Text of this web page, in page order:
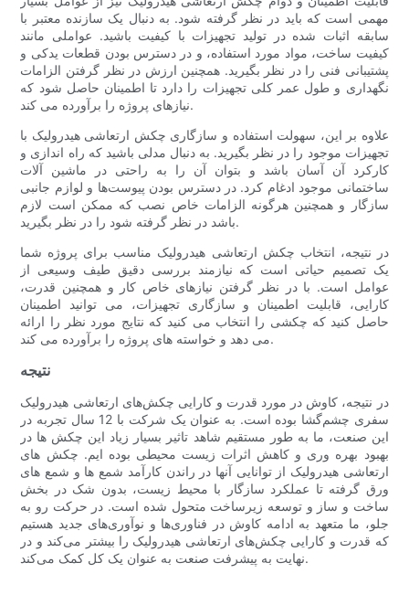
مهمی است که باید در نظر گرفته شود. به دنبال یک سازنده معتبر با
سابقه اثبات شده در تولید تجهیزات با کیفیت باشید. عواملی مانند
کیفیت ساخت، مواد مورد استفاده، و در دسترس بودن قطعات یدکی و
پشتیبانی فنی را در نظر بگیرید. همچنین ارزش در نظر گرفتن الزامات
نگهداری و طول عمر کلی تجهیزات را دارد تا اطمینان حاصل شود که
نیازهای پروژه را برآورده می کند.
علاوه بر این، سهولت استفاده و سازگاری چکش ارتعاشی هیدرولیک با
تجهیزات موجود را در نظر بگیرید. به دنبال مدلی باشید که راه اندازی و
کارکرد آن آسان باشد و بتوان آن را به راحتی در ماشین آلات
ساختمانی موجود ادغام کرد. در دسترس بودن پیوست‌ها و لوازم جانبی
سازگار و همچنین هرگونه الزامات خاص نصب که ممکن است لازم
باشد در نظر گرفته شود را در نظر بگیرید.
در نتیجه، انتخاب چکش ارتعاشی هیدرولیک مناسب برای پروژه شما
یک تصمیم حیاتی است که نیازمند بررسی دقیق طیف وسیعی از
عوامل است. با در نظر گرفتن نیازهای خاص کار و همچنین قدرت،
کارایی، قابلیت اطمینان و سازگاری تجهیزات، می توانید اطمینان
حاصل کنید که چکشی را انتخاب می کنید که نتایج مورد نظر را ارائه
می دهد و خواسته های پروژه را برآورده می کند.
نتيجه
در نتیجه، کاوش در مورد قدرت و کارایی چکش‌های ارتعاشی هیدرولیک
سفری چشم‌گشا بوده است. به عنوان یک شرکت با 12 سال تجربه در
این صنعت، ما به طور مستقیم شاهد تاثیر بسیار زیاد این چکش ها در
بهبود بهره وری و کاهش اثرات زیست محیطی بوده ایم. چکش های
ارتعاشی هیدرولیک از توانایی آنها در راندن کارآمد شمع ها و شمع های
ورق گرفته تا عملکرد سازگار با محیط زیست، بدون شک در بخش
ساخت و ساز و توسعه زیرساخت متحول شده است. در حرکت رو به
جلو، ما متعهد به ادامه کاوش در فناوری‌ها و نوآوری‌های جدید هستیم
که قدرت و کارایی چکش‌های ارتعاشی هیدرولیک را بیشتر می‌کند و در
نهایت به پیشرفت صنعت به عنوان یک کل کمک می‌کند.